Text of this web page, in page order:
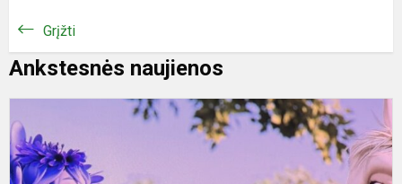
Grįžti
Ankstesnės naujienos